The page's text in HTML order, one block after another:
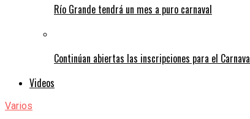
Río Grande tendrá un mes a puro carnaval
Continúan abiertas las inscripciones para el
Videos
Varios